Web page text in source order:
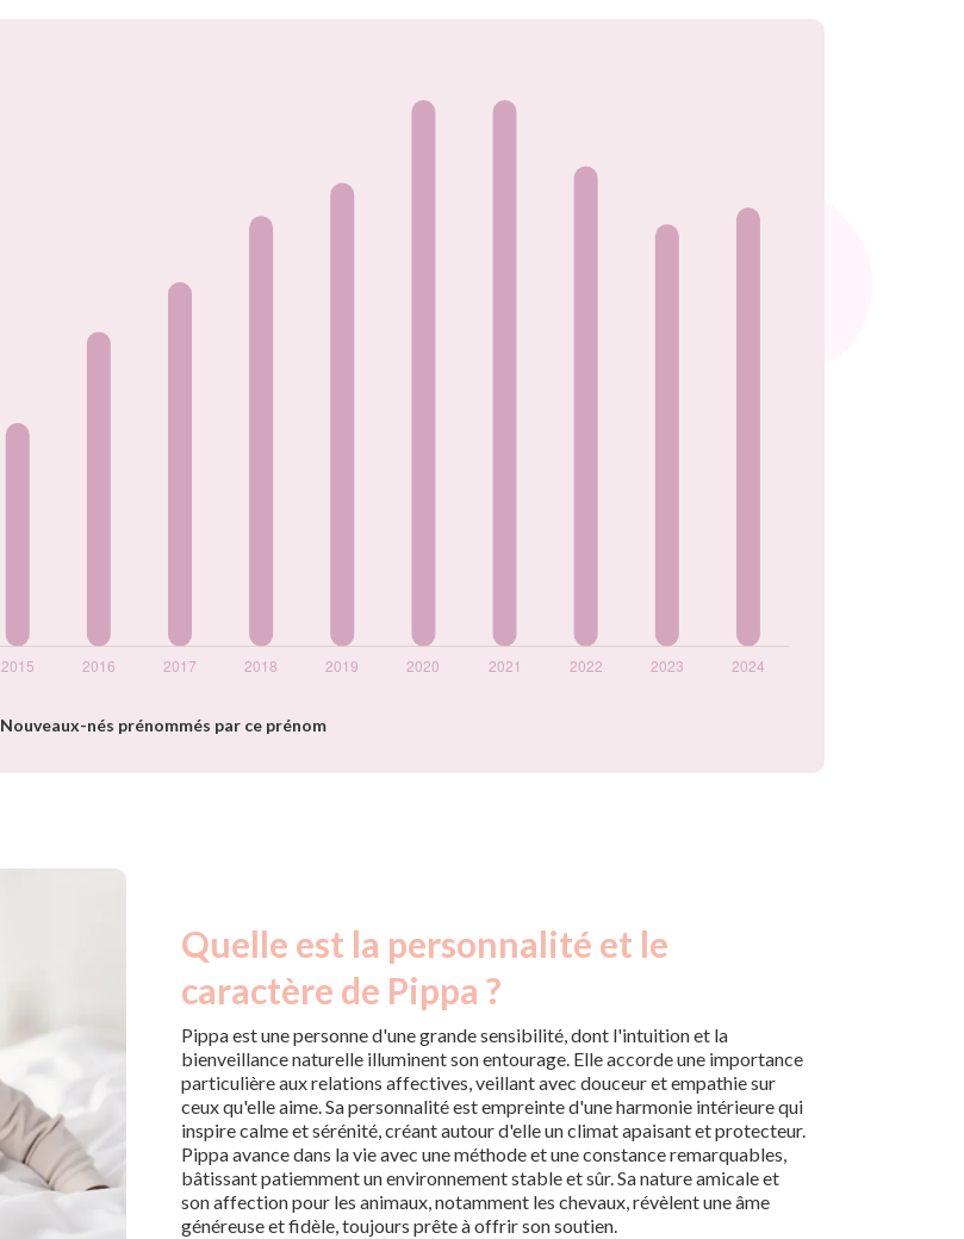
Nouveaux-nés prénommés par ce prénom
Quelle est la personnalité et le
caractère de Pippa ?
Pippa est une personne d'une grande sensibilité, dont l'intuition et la
bienveillance naturelle illuminent son entourage. Elle accorde une importance
particulière aux relations affectives, veillant avec douceur et empathie sur
ceux qu'elle aime. Sa personnalité est empreinte d'une harmonie intérieure qui
inspire calme et sérénité, créant autour d'elle un climat apaisant et protecteur.
Pippa avance dans la vie avec une méthode et une constance remarquables,
bâtissant patiemment un environnement stable et sûr. Sa nature amicale et
son affection pour les animaux, notamment les chevaux, révèlent une âme
généreuse et fidèle, toujours prête à offrir son soutien.